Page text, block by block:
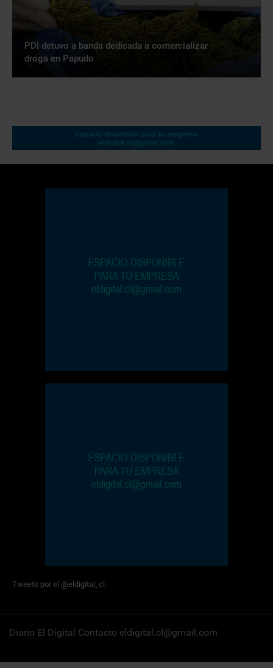
PDI detuvo a banda dedicada a comercializar
droga en Papudo
Tweets por el @eldigital_cl.
Diario El Digital Contacto eldigital.cl@gmail.com